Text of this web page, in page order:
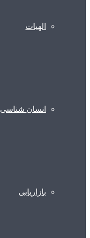
الهیات
انسان شناسی
بازاریابی